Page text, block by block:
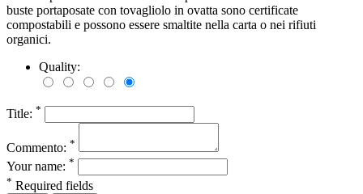
buste portaposate con tovagliolo in ovatta sono certificate
compostabili e possono essere smaltite nella carta o nei rifiuti
organici.
Quality:
Title: *
Commento: *
Your name: *
* Required fields